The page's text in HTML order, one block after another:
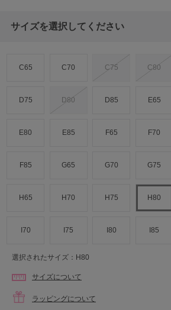
サイズを選択してください
C65 C70 C75 C80
D75 D80 D85 E65
E80 E85 F65 F70
F85 G65 G70 G75
H65 H70 H75 H80
I70 I75 I80 I85
選択されたサイズ：H80
サイズについて
ラッピングについて